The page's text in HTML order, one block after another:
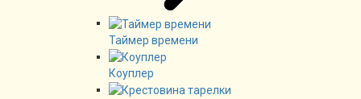
Таймер времени
Коуплер